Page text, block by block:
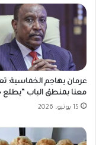
عرمان يهاجم الخماسية:
معنا بمنطق الباب
15 يونيو، 2026